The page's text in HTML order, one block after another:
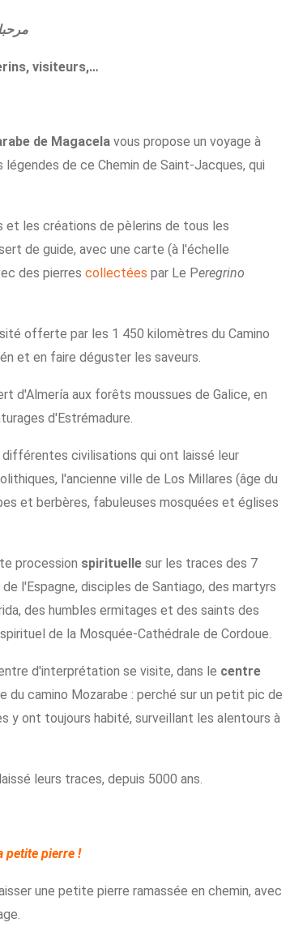
مرحبا
visiteurs,…
de Magacela vous propose un voyage à
de ce Chemin de Saint-Jacques, qui
et les créations de pèlerins de tous les
de guide, avec une carte (à l'échelle
des pierres collectées par Le Peregrino
offerte par les 1 450 kilomètres du Camino
et en faire déguster les saveurs.
d'Almería aux forêts moussues de Galice, en
d'Estrémadure.
civilisations qui ont laissé leur
l'ancienne ville de Los Millares (âge du
et berbères, fabuleuses mosquées et églises
procession spirituelle sur les traces des 7
l'Espagne, disciples de Santiago, des martyrs
des humbles ermitages et des saints des
de la Mosquée-Cathédrale de Cordoue.
d'interprétation se visite, dans le centre
du camino Mozarabe : perché sur un petit pic de
y ont toujours habité, surveillant les alentours à
leurs traces, depuis 5000 ans.
petite pierre !
une petite pierre ramassée en chemin, avec